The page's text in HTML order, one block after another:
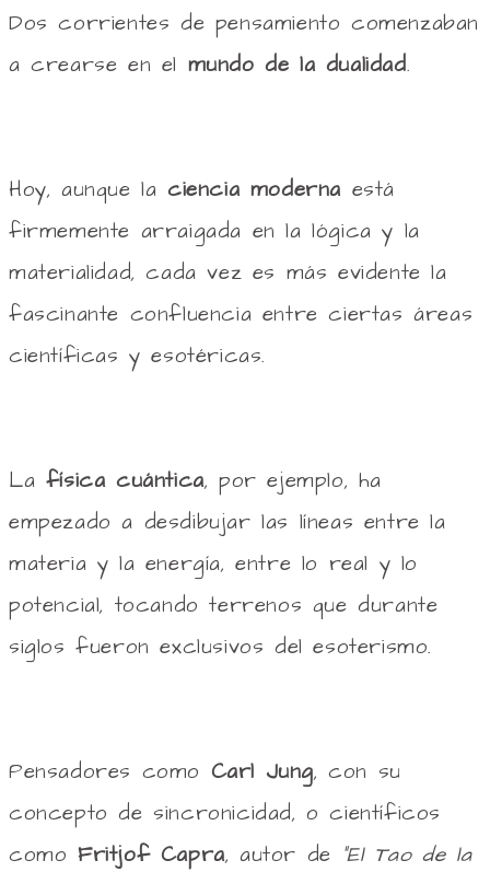
Dos corrientes de pensamiento comenzaban
a crearse en el mundo de la dualidad.
Hoy, aunque la ciencia moderna está
firmemente arraigada en la lógica y la
materialidad, cada vez es más evidente la
fascinante confluencia entre ciertas áreas
científicas y esotéricas.
La física cuántica, por ejemplo, ha
empezado a desdibujar las líneas entre la
materia y la energía, entre lo real y lo
potencial, tocando terrenos que durante
siglos fueron exclusivos del esoterismo.
Pensadores como Carl Jung, con su
concepto de sincronicidad, o científicos
como Fritjof Capra, autor de “El Tao de la